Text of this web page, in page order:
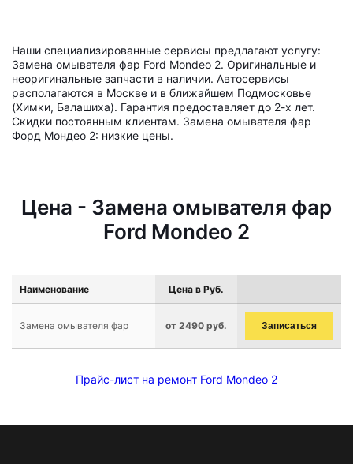
Наши специализированные сервисы предлагают услугу:
Замена омывателя фар Ford Mondeo 2. Оригинальные и
неоригинальные запчасти в наличии. Автосервисы
располагаются в Москве и в ближайшем Подмосковье
(Химки, Балашиха). Гарантия предоставляет до 2-х лет.
Скидки постоянным клиентам. Замена омывателя фар
Форд Мондео 2: низкие цены.
Цена - Замена омывателя фар
Ford Mondeo 2
Наименование Цена в Руб.
Замена омывателя фар от 2490 руб. Записаться
Прайс-лист на ремонт Ford Mondeo 2